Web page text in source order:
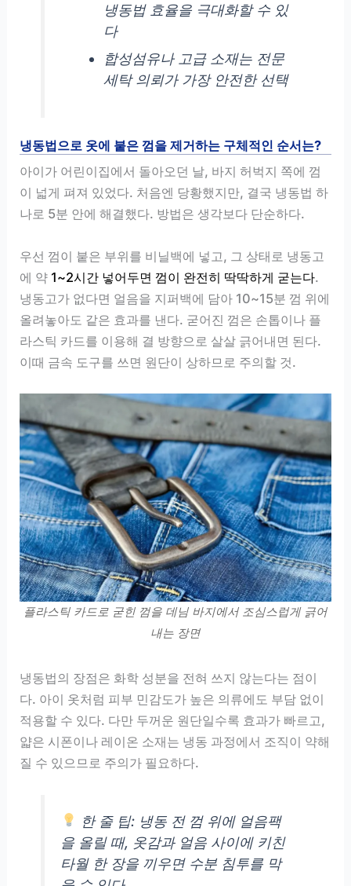
냉동법 효율을 극대화할 수 있
다
합성섬유나 고급 소재는 전문
세탁 의뢰가 가장 안전한 선택
냉동법으로 옷에 붙은 껌을 제거하는 구체적인 순서는?
아이가 어린이집에서 돌아오던 날, 바지 허벅지 쪽에 껌
이 넓게 펴져 있었다. 처음엔 당황했지만, 결국 냉동법 하
나로 5분 안에 해결했다. 방법은 생각보다 단순하다.
우선 껌이 붙은 부위를 비닐백에 넣고, 그 상태로 냉동고
에 약 1~2시간 넣어두면 껌이 완전히 딱딱하게 굳는다.
냉동고가 없다면 얼음을 지퍼백에 담아 10~15분 껌 위에
올려놓아도 같은 효과를 낸다. 굳어진 껌은 손톱이나 플
라스틱 카드를 이용해 결 방향으로 살살 긁어내면 된다.
이때 금속 도구를 쓰면 원단이 상하므로 주의할 것.
플라스틱 카드로 굳힌 껌을 데님 바지에서 조심스럽게 긁어
내는 장면
냉동법의 장점은 화학 성분을 전혀 쓰지 않는다는 점이
다. 아이 옷처럼 피부 민감도가 높은 의류에도 부담 없이
적용할 수 있다. 다만 두꺼운 원단일수록 효과가 빠르고,
얇은 시폰이나 레이온 소재는 냉동 과정에서 조직이 약해
질 수 있으므로 주의가 필요하다.
한 줄 팁: 냉동 전 껌 위에 얼음팩
을 올릴 때, 옷감과 얼음 사이에 키친
타월 한 장을 끼우면 수분 침투를 막